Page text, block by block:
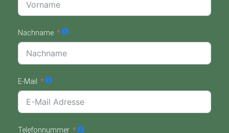
Nachname
E-Mail
Telefonnummer